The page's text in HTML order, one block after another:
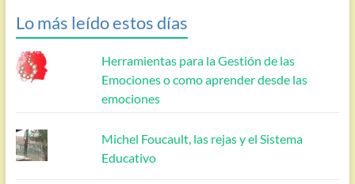
Lo más leído estos días
Herramientas para la Gestión de las
Emociones o como aprender desde las
emociones
Michel Foucault, las rejas y el Sistema
Educativo